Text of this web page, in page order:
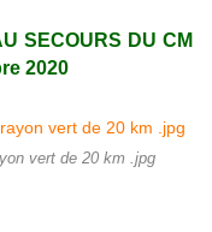
SECOURS DU CM
2020
vert de 20 km .jpg